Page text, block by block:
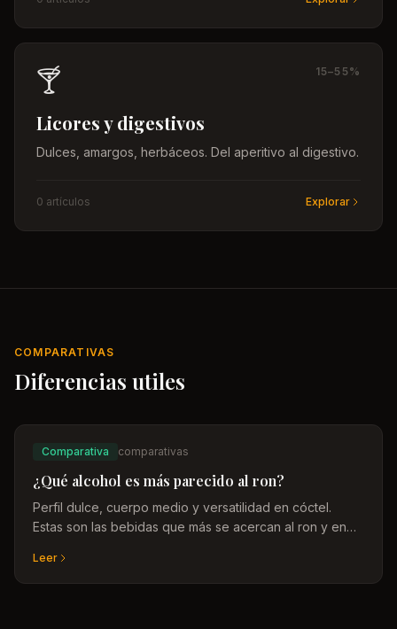
🍸 15–55%
Licores y digestivos
Dulces, amargos, herbáceos. Del aperitivo al digestivo.
0 artículos Explorar
COMPARATIVAS
Diferencias utiles
Comparativa comparativas
¿Qué alcohol es más parecido al ron?
Perfil dulce, cuerpo medio y versatilidad en cóctel.
Estas son las bebidas que más se acercan al ron y en
Leer